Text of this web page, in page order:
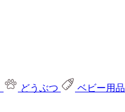
どうぶつ ベビー用品